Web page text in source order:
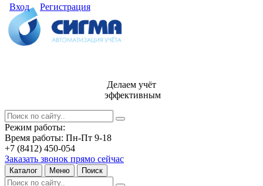
Вход Регистрация
Делаем учёт
эффективным
Режим работы:
Время работы: Пн-Пт 9-18
+7 (8412) 450-054
Заказать звонок прямо сейчас
Каталог Меню Поиск